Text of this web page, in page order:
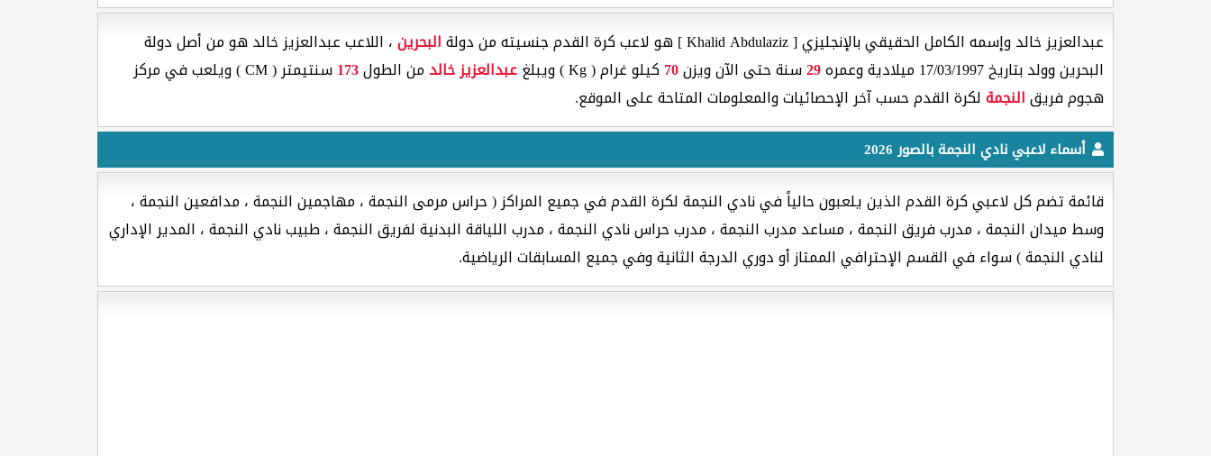
عبدالعزيز خالد وإسمه الكامل الحقيقي بالإنجليزي [ Khalid Abdulaziz ] هو لاعب كرة القدم جنسيته من دولة البحرين، اللاعب عبدالعزيز خالد هو من أصل دولة
البحرين وولد بتاريخ 17/03/1997 ميلادية وعمره
29سنة حتى الآن ويزن70كيلو غرام ( Kg ) ويبلغ عبدالعزيز خالد من الطول173
سنتيمتر ( CM ) ويلعب في مركز
هجوم فريقالنجمةلكرة القدم حسب آخر الإحصائيات والمعلومات المتاحة على الموقع.
أسماء لاعبي نادي النجمة بالصور 2026
قائمة تضم كل لاعبي كرة القدم الذين يلعبون حالياً في نادي النجمة لكرة القدم في جميع المراكز ( حراس مرمى النجمة ، مهاجمين النجمة ، مدافعين النجمة ،
وسط ميدان النجمة ، مدرب فريق النجمة ، مساعد مدرب النجمة ، مدرب حراس نادي النجمة ، مدرب اللياقة البدنية لفريق النجمة ، طبيب نادي النجمة ، المدير الإداري
لنادي النجمة ) سواء في القسم الإحترافي الممتاز أو دوري الدرجة الثانية وفي جميع المسابقات الرياضية.